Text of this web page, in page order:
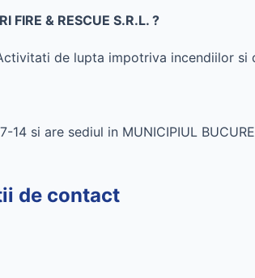
& RESCUE S.R.L. ?
de lupta impotriva incendiilor
si are sediul in MUNICIPIUL
de contact